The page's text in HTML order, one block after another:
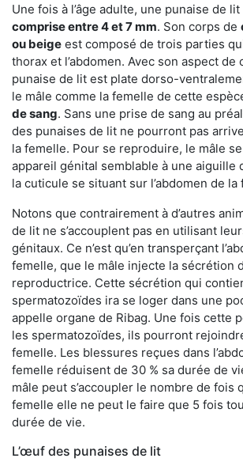
Une fois à l’âge adulte, une punaise de lit
comprise entre 4 et 7 mm. Son corps de
ou beige est composé de trois parties
thorax et l’abdomen. Avec son aspect de
punaise de lit est plate dorso-
le mâle comme la femelle de cette
de sang. Sans une prise de sang au
des punaises de lit ne pourront pas
la femelle. Pour se reproduire, le mâle
appareil génital semblable à une aiguille
la cuticule se situant sur l’abdomen de la
Notons que contrairement à d’autres
de lit ne s’accouplent pas en utilisant
génitaux. Ce n’est qu’en transperçant
femelle, que le mâle injecte la sécrétion
reproductrice. Cette sécrétion qui
spermatozoïdes ira se loger dans une
appelle organe de Ribag. Une fois cette
les spermatozoïdes, ils pourront
femelle. Les blessures reçues dans
femelle réduisent de 30 % sa durée de
mâle peut s’accoupler le nombre de fois
femelle elle ne peut le faire que 5 fois
durée de vie.
L’œuf des punaises de lit